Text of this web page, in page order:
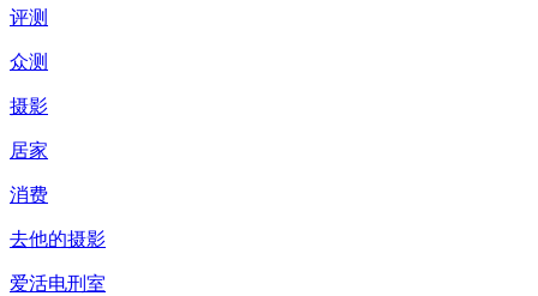
评测
众测
摄影
居家
消费
去他的摄影
爱活电刑室